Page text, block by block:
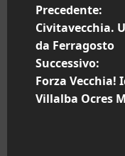
N
a
v
i
Precedente:
Civitavecchia.
da Ferragosto
Successivo:
Forza
Villalba Ocres